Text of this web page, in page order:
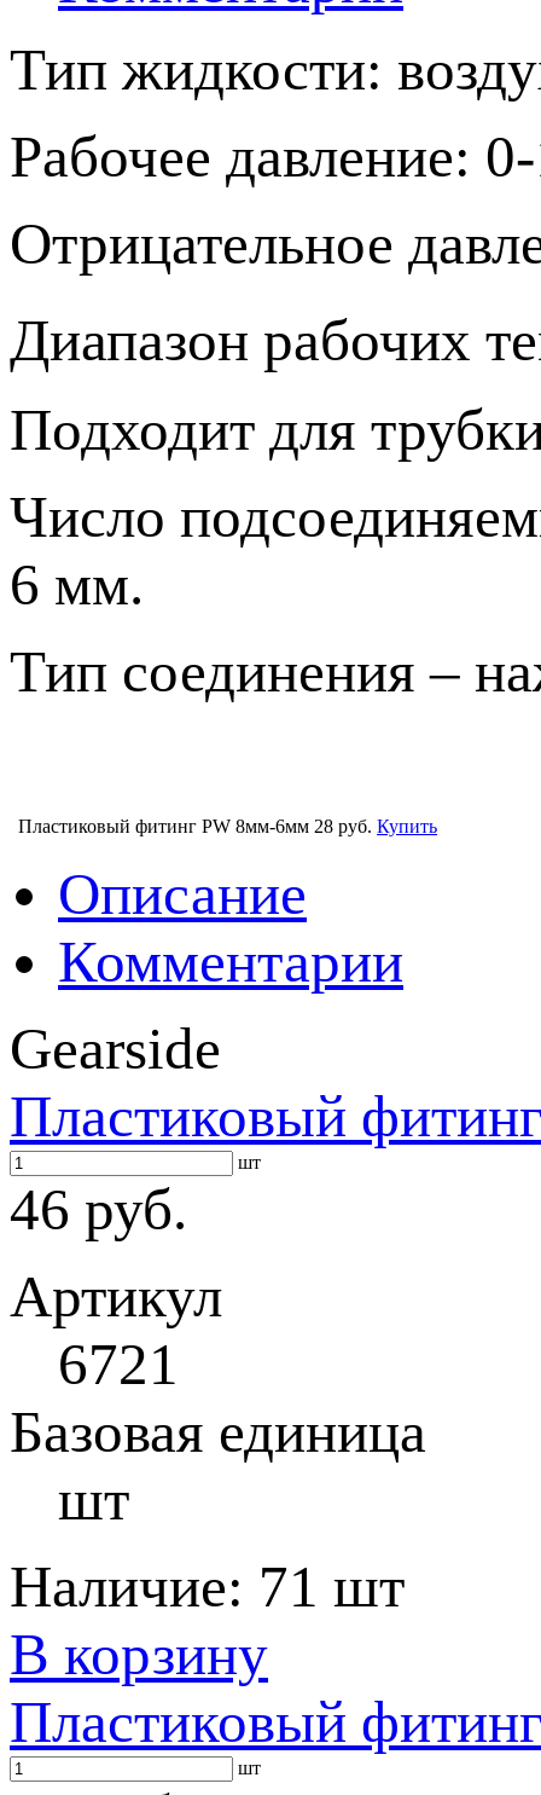
Тип жидкости:
Рабочее давление:
Отрицательное
Диапазон рабочих
Подходит для
Число
6 мм.
Тип соединения –
Пластиковый фитинг PW 8мм-6мм 28 руб. Купить
Описание
Комментарии
Gearside
Пластиковый
шт
46 руб.
Артикул
6721
Базовая единица
шт
Наличие: 71 шт
В корзину
Пластиковый
шт